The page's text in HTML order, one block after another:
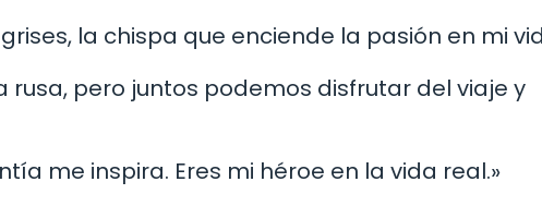
la chispa que enciende la pasión en mi
rusa, pero juntos podemos disfrutar del viaje y
me inspira. Eres mi héroe en la vida real.»